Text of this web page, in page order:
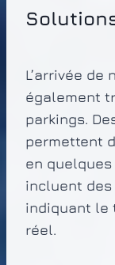
L’arrivée
également
parkings.
permettent
en quelques
incluent des
indiquant le
réel.